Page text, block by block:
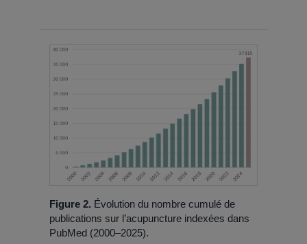
Figure 2. Évolution du nombre cumulé de
publications sur l’acupuncture indexées dans
PubMed (2000–2025).